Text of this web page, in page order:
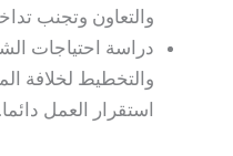
والتعاون وتجنب
دراسة احتياجات
والتخطيط لخلافة
استقرار العمل دائما.